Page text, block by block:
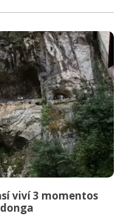
viví 3 momentos